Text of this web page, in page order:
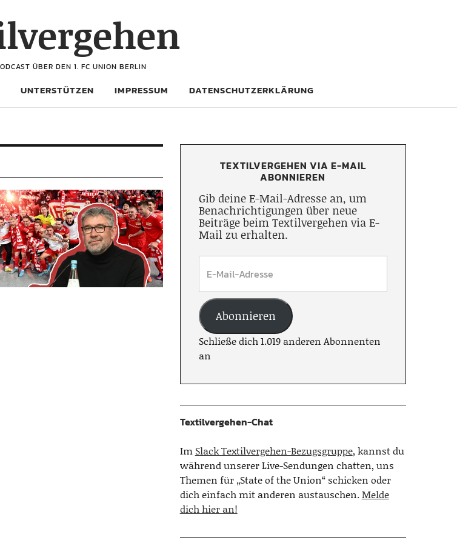
ÜBER DEN 1. FC UNION BERLIN
UNTERSTÜTZEN IMPRESSUM DATENSCHUTZERKLÄRUNG
TEXTILVERGEHEN VIA E-MAIL
ABONNIEREN
Gib deine E-Mail-Adresse an, um
Benachrichtigungen über neue
Beiträge beim Textilvergehen via E-
Mail zu erhalten.
Abonnieren
Schließe dich 1.019 anderen Abonnenten
an
Textilvergehen-Chat
Im Slack Textilvergehen-Bezugsgruppe, kannst du
während unserer Live-Sendungen chatten, uns
Themen für „State of the Union“ schicken oder
dich einfach mit anderen austauschen.Melde
dich hier an!